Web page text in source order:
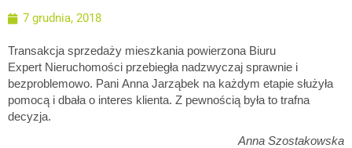
7 grudnia, 2018
Transakcja sprzedaży mieszkania powierzona Biuru
Expert Nieruchomości przebiegła nadzwyczaj sprawnie i
bezproblemowo. Pani Anna Jarząbek na każdym etapie służyła
pomocą i dbała o interes klienta. Z pewnością była to trafna
decyzja.
Anna Szostakowska